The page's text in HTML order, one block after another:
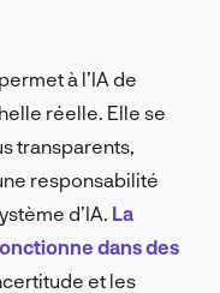
à l’IA de
réelle. Elle se
transparents,
responsabilité
d’IA. La
dans des
et les